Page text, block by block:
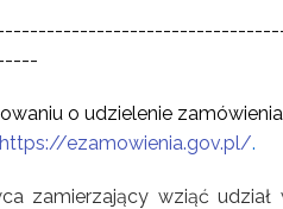
o udzielenie
https://ezamowienia.gov.pl/.
zamierzający wziąć